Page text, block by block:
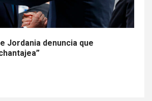
Jordania denuncia que